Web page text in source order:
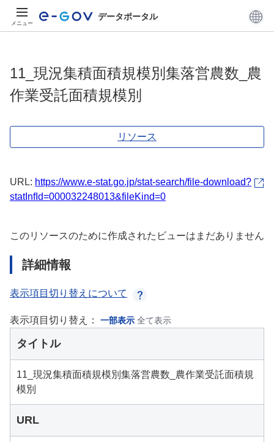
メニュー
データポータル
11_現況集積面積規模別集落営農数_農
作業受託面積規模別
リソース
URL: https://www.e-stat.go.jp/stat-search/file-download?
statInfId=000032248013&fileKind=0
このリソースのために作成されたビューはまだありません
詳細情報
表示項目切り替えについて
表示項目切り替え： 一部表示 全て表示
タイトル
11_現況集積面積規模別集落営農数_農作業受託面積規
模別
URL